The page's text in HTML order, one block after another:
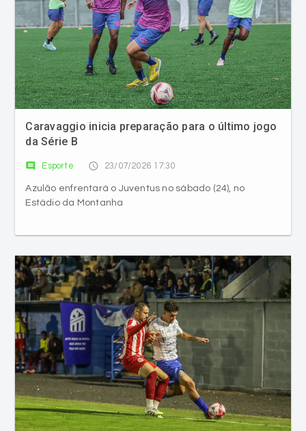
Caravaggio inicia preparação para o último jogo
da Série B
comment Esporte access_time 23/07/2026 17:30
Azulão enfrentará o Juventus no sábado (24), no
Estádio da Montanha
Caravaggio enfrenta o Hercílio Luz pela Série B